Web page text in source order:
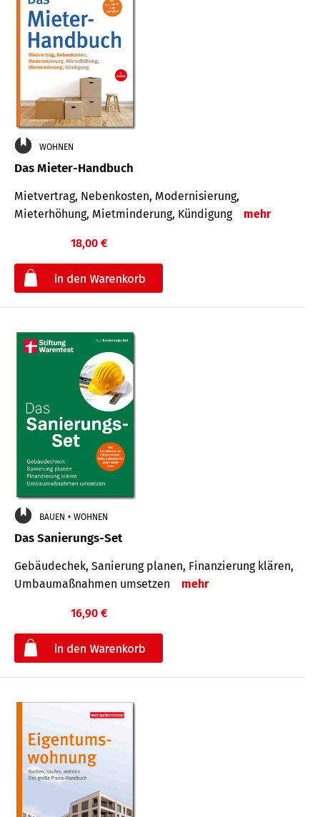
WOHNEN
Das Mieter-Handbuch
Mietvertrag, Nebenkosten, Modernisierung,
Mieterhöhung, Mietminderung, Kündigung
mehr
18,00 €
BAUEN + WOHNEN
Das Sanierungs-Set
Gebäudechek, Sanierung planen, Finanzierung klären,
Umbaumaßnahmen umsetzen
mehr
16,90 €